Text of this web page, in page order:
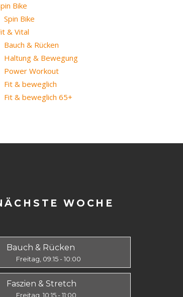
Bike
Spin Bike
& Vital
Bauch & Rücken
Haltung & Bewegung
Power Workout
Fit & beweglich
Fit & beweglich 65+
WOCHE
Bauch & Rücken
Freitag, 09:15 - 10:00
Fit & Vital
Alle
Faszien & Stretch
Freitag, 10:15 - 11:00